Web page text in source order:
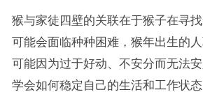
猴与家徒四壁的关联在于猴子在寻
可能会面临种种困难，猴年出生的
可能因为过于好动、不安分而无法
学会如何稳定自己的生活和工作状